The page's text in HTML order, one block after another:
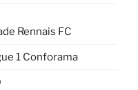
Rennais FC
1 Conforama